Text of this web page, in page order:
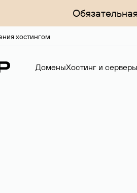
хостингом
ДоменыХостинг и серверы